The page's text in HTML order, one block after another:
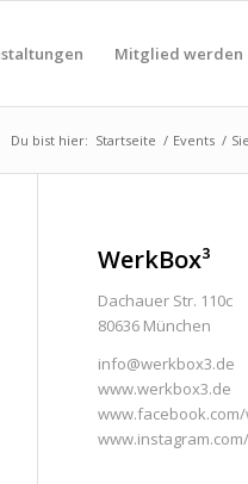
Mitglied werden
Du bist hier: Startseite / Events /
WerkBox³
Dachauer Str. 110c
80636 München
info@werkbox3.de
www.werkbox3.de